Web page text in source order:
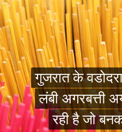
गुजरात के
लंबी अगरबत्ती
रही है जो
गुजरात के
लंबी अगरबत्ती
रही है जो